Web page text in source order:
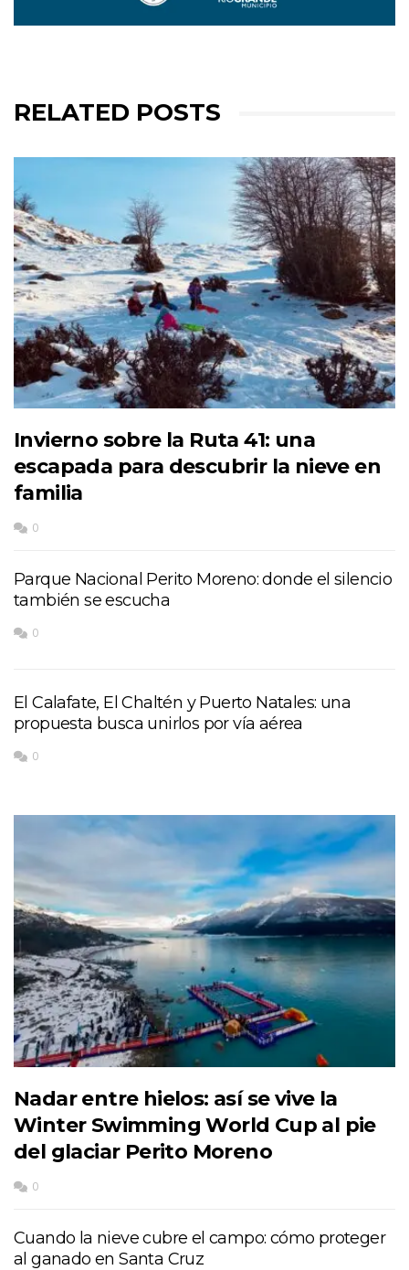
RELATED POSTS
Invierno sobre la Ruta 41: una
escapada para descubrir la nieve en
familia
0
Parque Nacional Perito Moreno: donde el silencio
también se escucha
0
El Calafate, El Chaltén y Puerto Natales: una
propuesta busca unirlos por vía aérea
0
Nadar entre hielos: así se vive la
Winter Swimming World Cup al pie
del glaciar Perito Moreno
0
Cuando la nieve cubre el campo: cómo proteger
al ganado en Santa Cruz